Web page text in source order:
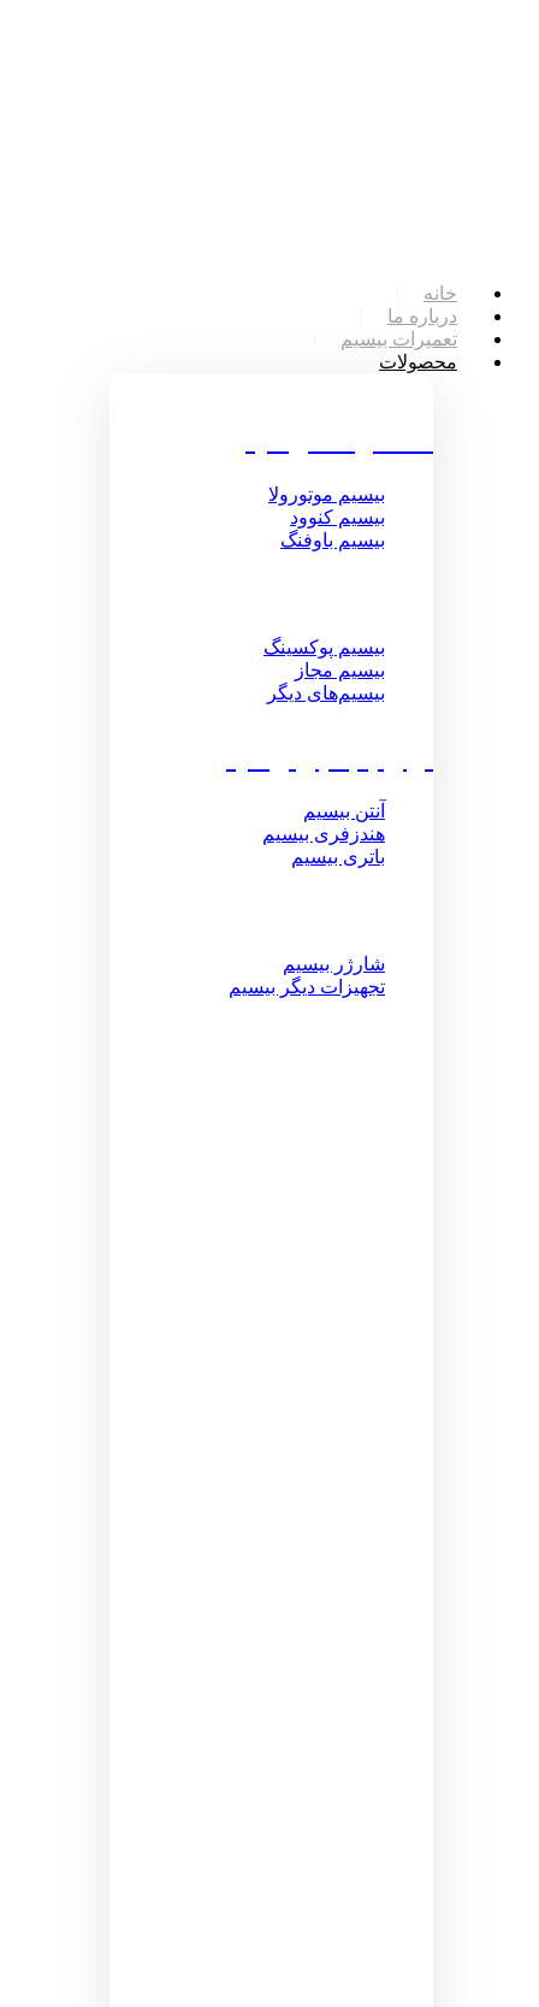
خانه
درباره ما
تعمیرات بیسیم
محصولات
بیسیم موتورولا
بیسیم کنوود
بیسیم باوفنگ
بیسیم پوکسینگ
بیسیم مجاز
بیسیم‌های دیگر
آنتن بیسیم
هندزفری بیسیم
باتری بیسیم
شارژر بیسیم
تجهیزات دیگر بیسیم